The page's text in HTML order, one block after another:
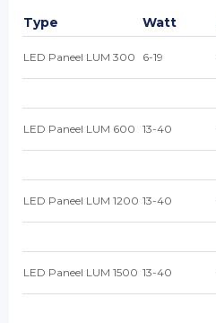
Type Watt
LED Paneel LUM 300 6-19
LED Paneel LUM 600 13-40
LED Paneel LUM 1200 13-40
LED Paneel LUM 1500 13-40